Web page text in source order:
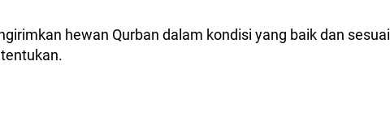
hewan Qurban dalam kondisi yang baik dan sesuai